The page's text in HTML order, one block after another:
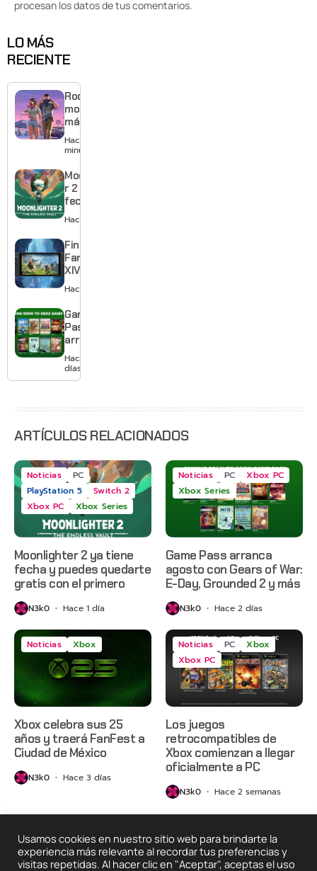
procesan los datos de tus comentarios.
LO MÁS
RECIENTE
Rockstar
mostrará
más de
GTA 6 en
agosto
estreno
anticipado
en Netflix
Hace 20
minutos
Moonlighte
r 2 ya tiene
fecha y
puedes
quedarte
gratis con
el primero
Hace 1 día
Final
Fantasy
XIV llega a
Switch 2 y
te deja
jugar un
mes sin
pagar
suscripción
Hace 2 días
Game
Pass
arranca
agosto
con
Gears of
2 y más
Hace 2
días
ARTÍCULOS RELACIONADOS
Noticias
PC
PlayStation 5
Switch 2
Xbox PC
Xbox Series
Moonlighter 2 ya tiene
fecha y puedes quedarte
gratis con el primero
N3k0 Hace 1 día
Noticias PC
Xbox PC
Xbox Series
Game Pass arranca
agosto con Gears of War:
E-Day, Grounded 2 y más
N3k0 Hace 2 días
Noticias Xbox
Xbox celebra sus 25
años y traerá FanFest a
Ciudad de México
N3k0 Hace 3 días
Noticias PC
Xbox
Xbox PC
Los juegos
retrocompatibles de
Xbox comienzan a llegar
oficialmente a PC
N3k0 Hace 2 semanas
2025 © Degeneraciónx.com | Anime, Games & Nothing
Else
Usamos cookies en nuestro sitio web para brindarte la
experiencia más relevante al recordar tus preferencias y
visitas repetidas. Al hacer clic en "Aceptar", aceptas el uso